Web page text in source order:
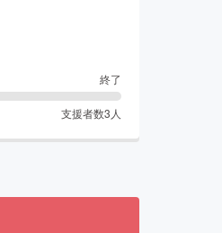
終了
支援者数3 人